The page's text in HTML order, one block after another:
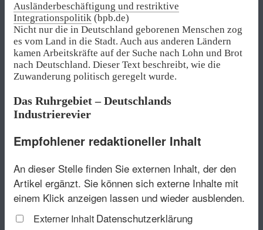
Ausländerbeschäftigung und restriktive
Integrationspolitik (bpb.de)
Nicht nur die in Deutschland geborenen Menschen zog
es vom Land in die Stadt. Auch aus anderen Ländern
kamen Arbeitskräfte auf der Suche nach Lohn und Brot
nach Deutschland. Dieser Text beschreibt, wie die
Zuwanderung politisch geregelt wurde.
Das Ruhrgebiet – Deutschlands
Industrierevier
Empfohlener redaktioneller Inhalt
An dieser Stelle finden Sie externen Inhalt, der den
Artikel ergänzt. Sie können sich externe Inhalte mit
einem Klick anzeigen lassen und wieder ausblenden.
Externer Inhalt Datenschutzerklärung